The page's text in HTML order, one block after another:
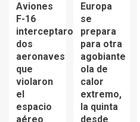
Aviones
F-16
interceptaron
dos
aeronaves
que
violaron
el
espacio
aéreo
Europa
se
prepara
para otra
agobiante
ola de
calor
extremo,
la quinta
desde